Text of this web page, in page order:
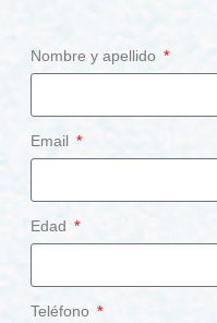
Nombre y apellido
Email
Edad
Teléfono